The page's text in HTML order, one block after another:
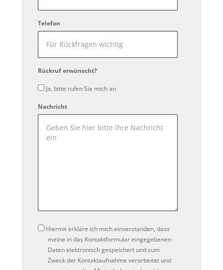
Telefon
Rückruf erwünscht?
Ja, bitte rufen Sie mich an
Nachricht
Datenschutz
Hiermit erkläre ich mich einverstanden, dass
meine in das Kontaktformular eingegebenen
Daten elektronisch gespeichert und zum
Zweck der Kontaktaufnahme verarbeitet und